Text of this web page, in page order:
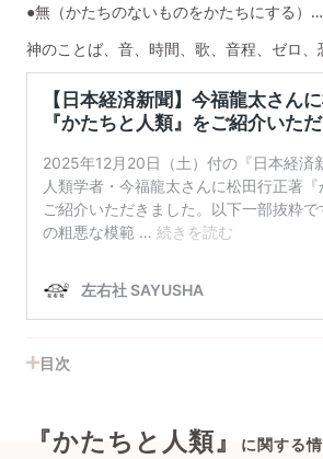
●無（かたちのないものをかたちにする）
神のことば、音、時間、歌、音程、ゼロ、
目次
『かたちと人類』 に関する